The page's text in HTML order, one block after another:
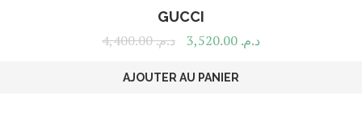
GUCCI
د.م.4,400.00 د.م.
AJOUTER AU PANIER